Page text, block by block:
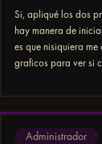
Os Service
Percent memory
Total physical
Free Memory:
Page file:
Si, apliqué los dos
hay manera de
es que nisiquiera
graficos para ver si
Administrador